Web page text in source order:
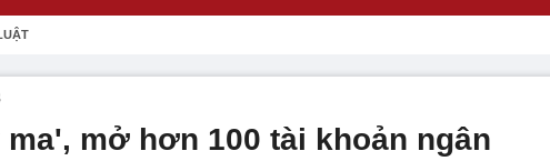
mở hơn 100 tài khoản ngân